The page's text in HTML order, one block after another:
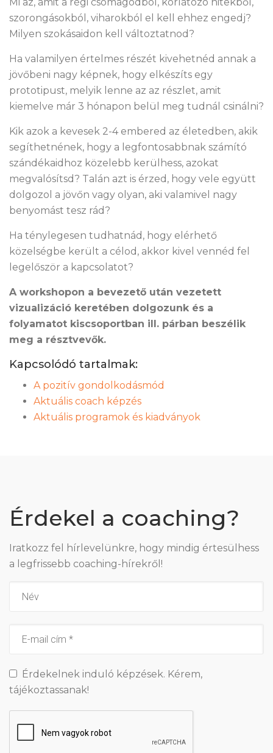
szorongásokból, viharokból el kell ehhez engedj?
Milyen szokásaidon kell változtatnod?
Ha valamilyen értelmes részét kivehetnéd annak a
jövőbeni nagy képnek, hogy elkészíts egy
prototipust, melyik lenne az az részlet, amit
kiemelve már 3 hónapon belül meg tudnál csinálni?
Kik azok a kevesek 2-4 embered az életedben, akik
segíthetnének, hogy a legfontosabbnak számító
szándékaidhoz közelebb kerülhess, azokat
megvalósítsd? Talán azt is érzed, hogy vele együtt
dolgozol a jövőn vagy olyan, aki valamivel nagy
benyomást tesz rád?
Ha ténylegesen tudhatnád, hogy elérhető
közelségbe került a célod, akkor kivel vennéd fel
legelőször a kapcsolatot?
A workshopon a bevezető után vezetett
vizualizáció keretében dolgozunk és a
folyamatot kiscsoportban ill. párban beszélik
meg a résztvevők.
Kapcsolódó tartalmak:
A pozitív gondolkodásmód
Aktuális coach képzés
Aktuális programok és kiadványok
Érdekel a coaching?
Iratkozz fel hírlevelünkre, hogy mindig értesülhess
a legfrissebb coaching-hírekről!
Érdekelnek induló képzések. Kérem,
tájékoztassanak!